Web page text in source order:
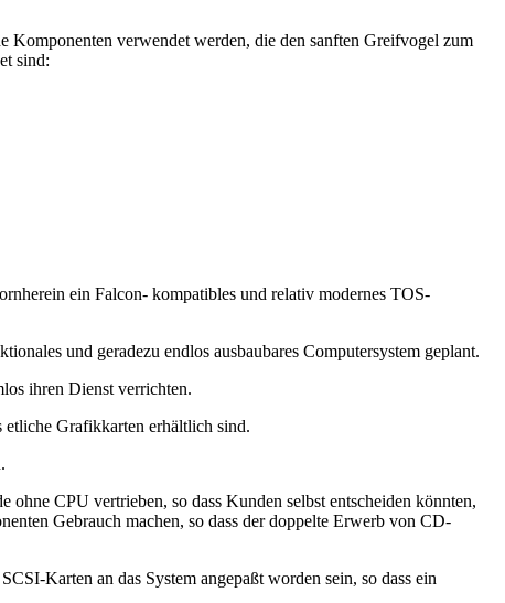
Komponenten verwendet werden, die den sanften Greifvogel zum
sind:
ein Falcon- kompatibles und relativ modernes TOS-
und geradezu endlos ausbaubares Computersystem geplant.
ihren Dienst verrichten.
etliche Grafikkarten erhältlich sind.
CPU vertrieben, so dass Kunden selbst entscheiden könnten,
Gebrauch machen, so dass der doppelte Erwerb von CD-
Karten an das System angepaßt worden sein, so dass ein